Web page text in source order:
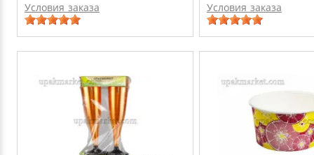
Условия заказа Условия заказа